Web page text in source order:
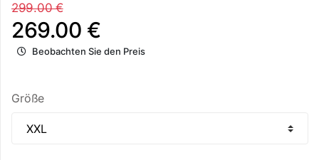
299.00 €
269.00 €
Beobachten Sie den Preis
Größe